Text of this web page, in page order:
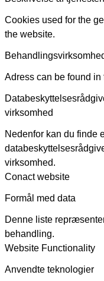
Cookies used for the
the website.
Adress can be found in
virksomhed
Nedenfor kan du finde
virksomhed.
Conact website
Formål med data
Denne liste
behandling.
Website Functionality
Anvendte teknologier